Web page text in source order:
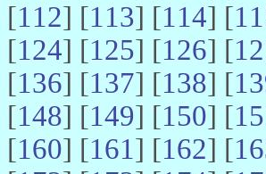
[112] [113] [114] [
[124] [125] [126] [
[136] [137] [138] [
[148] [149] [150] [
[160] [161] [162] [